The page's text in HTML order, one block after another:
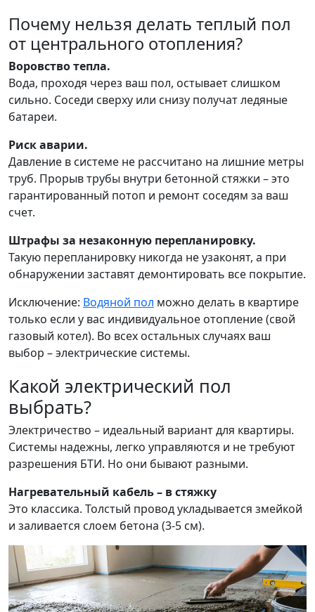
Почему нельзя делать теплый пол
от центрального отопления?
Воровство тепла.
Вода, проходя через ваш пол, остывает слишком
сильно. Соседи сверху или снизу получат ледяные
батареи.
Риск аварии.
Давление в системе не рассчитано на лишние метры
труб. Прорыв трубы внутри бетонной стяжки – это
гарантированный потоп и ремонт соседям за ваш
счет.
Штрафы за незаконную перепланировку.
Такую перепланировку никогда не узаконят, а при
обнаружении заставят демонтировать все покрытие.
Исключение: Водяной пол можно делать в квартире
только если у вас индивидуальное отопление (свой
газовый котел). Во всех остальных случаях ваш
выбор – электрические системы.
Какой электрический пол
выбрать?
Электричество – идеальный вариант для квартиры.
Системы надежны, легко управляются и не требуют
разрешения БТИ. Но они бывают разными.
Нагревательный кабель – в стяжку
Это классика. Толстый провод укладывается змейкой
и заливается слоем бетона (3-5 см).